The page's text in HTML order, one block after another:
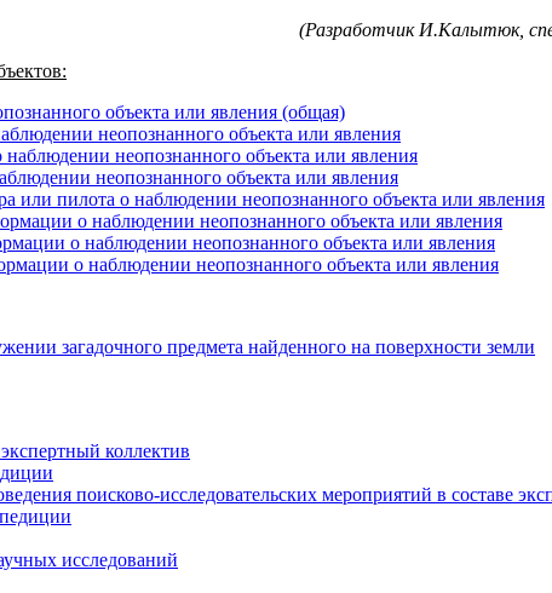
(Разработчик И.Калытюк,
объекта или явления (общая)
неопознанного объекта или явления
наблюдении неопознанного объекта или явления
неопознанного объекта или явления
или пилота о наблюдении неопознанного объекта или явления
о наблюдении неопознанного объекта или явления
о наблюдении неопознанного объекта или явления
о наблюдении неопознанного объекта или явления
загадочного предмета найденного на поверхности земли
коллектив
поисково-исследовательских мероприятий в составе
исследований